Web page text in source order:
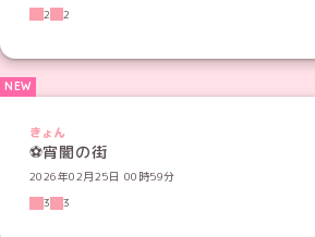
2
2
きょん
⚽️宵闇の街
2026年02月25日 00時59分
3
3